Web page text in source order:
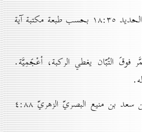
(۱) شرح نهج البلاغة لابن أبي الحديد ۱۸:۳٥ بحسب طبعة مكتبة آية
فوقَ التُبّان يغطي الركبة، أعْجَمِيَّة.
(۳) الطبقات الكبرى لمحمّد بن سعد بن منيع البصريّ الزهريّ ٤:۸۸